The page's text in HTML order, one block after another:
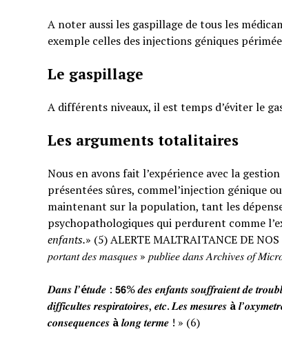
A noter aussi les gaspillage de tous les
exemple celles des injections géniques
Le gaspillage
A différents niveaux, il est temps d’éviter le
Les arguments totalitaires
Nous en avons fait l’expérience avec la
présentées sûres, commel’injection génique
maintenant sur la population, tant les
psychopathologiques qui perdurent comme
enfants.» (5) ALERTE MALTRAITANCE DE NOS
𝑝𝑜𝑟𝑡𝑎𝑛𝑡 𝑑𝑒𝑠 𝑚𝑎𝑠𝑞𝑢𝑒𝑠 » 𝑝𝑢𝑏𝑙𝑖𝑒𝑒 𝑑𝑎𝑛𝑠 𝐴𝑟𝑐ℎ𝑖𝑣𝑒𝑠 𝑜𝑓
𝑫𝒂𝒏𝒔 𝒍’é𝒕𝒖𝒅𝒆 : 𝟱𝟲% 𝒅𝒆𝒔 𝒆𝒏𝒇𝒂𝒏𝒕𝒔 𝒔𝒐𝒖𝒇𝒇𝒓𝒂𝒊𝒆𝒏𝒕 𝒅𝒆
𝒅𝒊𝒇𝒇𝒊𝒄𝒖𝒍𝒕𝒆𝒔 𝒓𝒆𝒔𝒑𝒊𝒓𝒂𝒕𝒐𝒊𝒓𝒆𝒔, 𝒆𝒕𝒄. 𝑳𝒆𝒔 𝒎𝒆𝒔𝒖𝒓𝒆𝒔 à
𝒄𝒐𝒏𝒔𝒆𝒒𝒖𝒆𝒏𝒄𝒆𝒔 à𝒍𝒐𝒏𝒈 𝒕𝒆𝒓𝒎𝒆 ! » (6)